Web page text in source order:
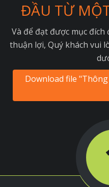
ĐẦU TỪ
Và để đạt được mục
thuận lợi, Quý khách vui
Download file